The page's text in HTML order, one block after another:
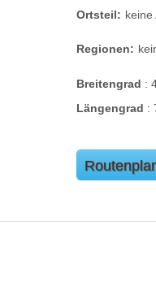
Ortsteil: keine
Regionen:
Breitengrad :
Längengrad :